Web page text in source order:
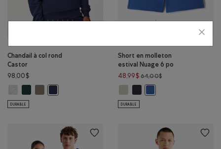
Chandail à col rond
Castor
98,00$
DURABLE
Short en molleton
estival Nuage 6 po
48,99$ 64,00$Prix réduit de
DURABLE